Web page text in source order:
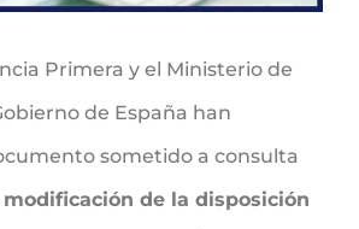
Primera y el Ministerio de
de España han
sometido a consulta
modificación de la disposición